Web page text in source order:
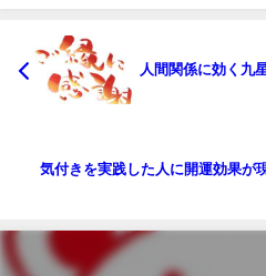
人間関係に効く九
気付きを実践した人に開運効果が